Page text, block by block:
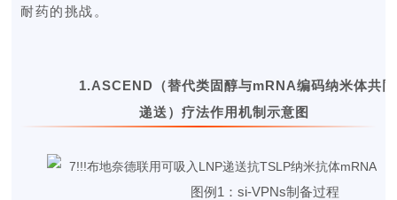
耐药的挑战。
1.ASCEND（替代类固醇与mRNA编码纳米体共同
递送）疗法作用机制示意图
图例1：si-VPNs制备过程